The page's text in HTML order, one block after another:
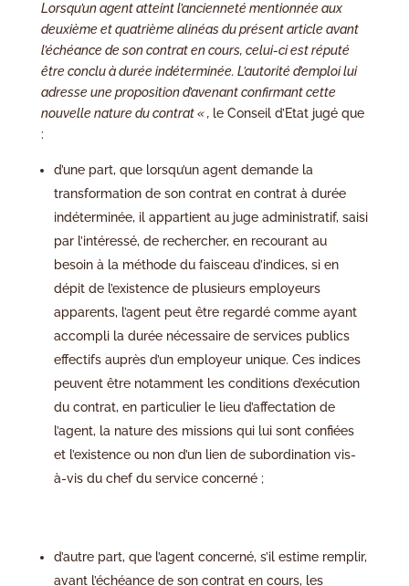
Lorsqu’un agent atteint l’ancienneté mentionnée aux
deuxième et quatrième alinéas du présent article avant
l’échéance de son contrat en cours, celui-ci est réputé
être conclu à durée indéterminée. L’autorité d’emploi lui
adresse une proposition d’avenant confirmant cette
nouvelle nature du contrat « , le Conseil d’Etat jugé que
:
d’une part, que lorsqu’un agent demande la
transformation de son contrat en contrat à durée
indéterminée, il appartient au juge administratif, saisi
par l’intéressé, de rechercher, en recourant au
besoin à la méthode du faisceau d’indices, si en
dépit de l’existence de plusieurs employeurs
apparents, l’agent peut être regardé comme ayant
accompli la durée nécessaire de services publics
effectifs auprès d’un employeur unique. Ces indices
peuvent être notamment les conditions d’exécution
du contrat, en particulier le lieu d’affectation de
l’agent, la nature des missions qui lui sont confiées
et l’existence ou non d’un lien de subordination vis-
à-vis du chef du service concerné ;
d’autre part, que l’agent concerné, s’il estime remplir,
avant l’échéance de son contrat en cours, les